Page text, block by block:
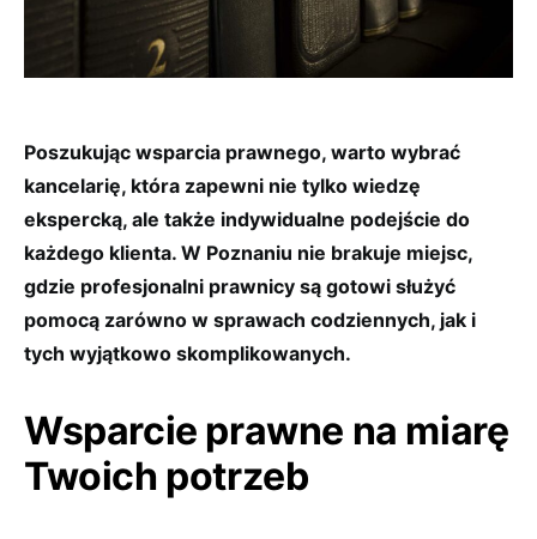
Poszukując wsparcia prawnego, warto wybrać
kancelarię, która zapewni nie tylko wiedzę
ekspercką, ale także indywidualne podejście do
każdego klienta. W Poznaniu nie brakuje miejsc,
gdzie profesjonalni prawnicy są gotowi służyć
pomocą zarówno w sprawach codziennych, jak i
tych wyjątkowo skomplikowanych.
Wsparcie prawne na miarę
Twoich potrzeb